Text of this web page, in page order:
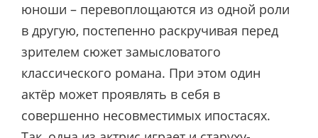
юноши – перевоплощаются из одной роли
в другую, постепенно раскручивая перед
зрителем сюжет замысловатого
классического романа. При этом один
актёр может проявлять в себя в
совершенно несовместимых ипостасях.